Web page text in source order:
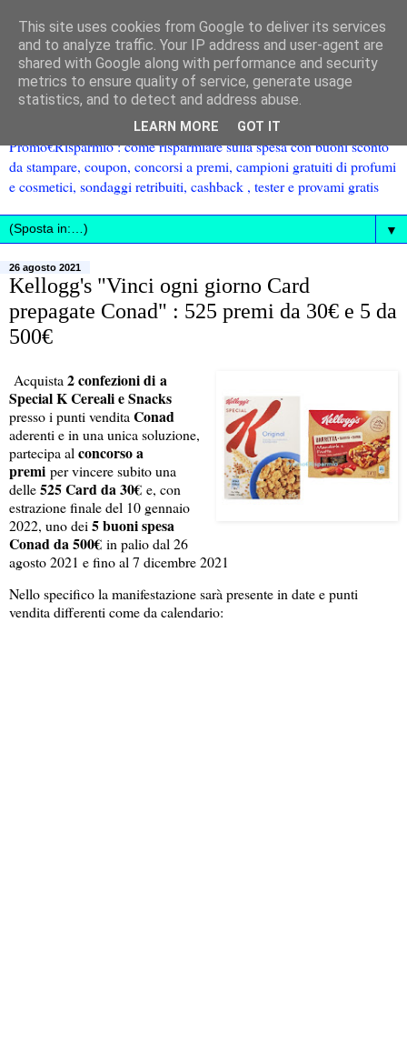
Promo€Risparmio : come risparmiare sulla spesa con buoni sconto
da stampare, coupon, concorsi a premi, campioni gratuiti di profumi
e cosmetici, sondaggi retribuiti, cashback , tester e provami gratis
▼
26 agosto 2021
Kellogg's "Vinci ogni giorno Card
prepagate Conad" : 525 premi da 30€ e 5 da
500€
Acquista 2 confezioni di a
Special K Cereali e Snacks
presso i punti vendita Conad
aderenti e in una unica soluzione,
partecipa al concorso a
premi per vincere subito una
delle525 Card da 30€ e, con
estrazione finale del 10 gennaio
2022, uno dei 5 buoni spesa
Conad da 500€ in palio dal 26
agosto 2021 e fino al 7 dicembre 2021
Nello specifico la manifestazione sarà presente in date e punti
vendita differenti come da calendario:
This site uses cookies from Google to deliver its services
and to analyze traffic. Your IP address and user-agent are
shared with Google along with performance and security
metrics to ensure quality of service, generate usage
statistics, and to detect and address abuse.
LEARN MORE GOT IT